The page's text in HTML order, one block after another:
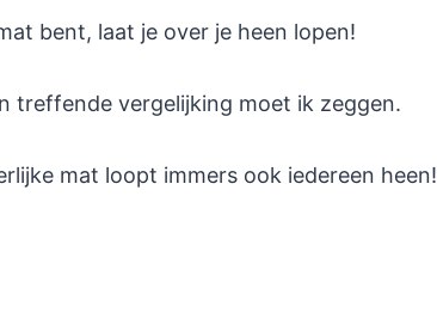
bent, laat je over je heen lopen!
treffende vergelijking moet ik zeggen.
mat loopt immers ook iedereen heen!